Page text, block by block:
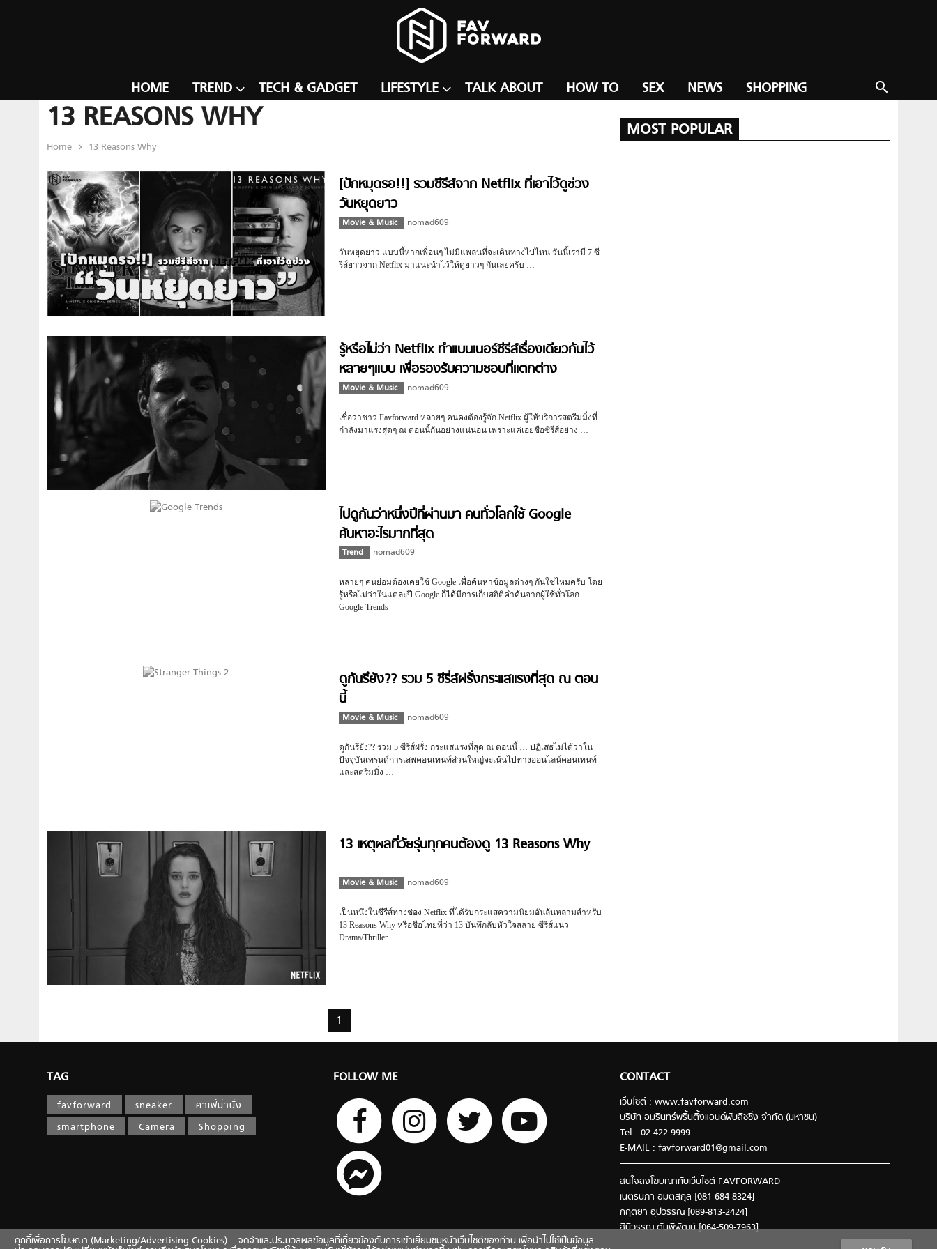
search
HOME TREND TECH & GADGET LIFESTYLE TALK ABOUT HOW TO SEX NEWS SHOPPING
13 REASONS WHY
Home 13 Reasons Why
[ปักหมุดรอ!!] รวมซีรีส์จาก Netflix ที่เอาไว้ดูช่วง
วันหยุดยาว
Movie & Music nomad609
วันหยุดยาว แบบนี้หากเพื่อนๆ ไม่มีแพลนที่จะเดินทางไปไหน วันนี้เรามี 7 ซี
รีส์ยาวจาก Netflix มาแนะนำไว้ให้ดูยาวๆ กันเลยครับ …
รู้หรือไม่ว่า Netflix ทำแบนเนอร์ซีรีส์เรื่องเดียวกันไว้
หลายๆแบบ เพื่อรองรับความชอบที่แตกต่าง
Movie & Music nomad609
เชื่อว่าชาว Favforward หลายๆ คนคงต้องรู้จัก Netflix ผู้ให้บริการสตรีมมิ่งที่
กำลังมาแรงสุดๆ ณ ตอนนี้กันอย่างแน่นอน เพราะแค่เอ่ยชื่อซีรีส์อย่าง …
ไปดูกันว่าหนึ่งปีที่ผ่านมา คนทั่วโลกใช้ Google
ค้นหาอะไรมากที่สุด
Trend nomad609
หลายๆ คนย่อมต้องเคยใช้ Google เพื่อค้นหาข้อมูลต่างๆ กันใช่ไหมครับ โดย
รู้หรือไม่ว่าในแต่ละปี Google ก็ได้มีการเก็บสถิติคำค้นจากผู้ใช้ทั่วโลก
Google Trends
ดูกันรึยัง?? รวม 5 ซีรี่ส์ฝรั่งกระแสแรงที่สุด ณ ตอน
นี้
Movie & Music nomad609
ดูกันรึยัง?? รวม 5 ซีรี่ส์ฝรั่ง กระแสแรงที่สุด ณ ตอนนี้ … ปฏิเสธไม่ได้ว่าใน
ปัจจุบันเทรนด์การเสพคอนเทนท์ส่วนใหญ่จะเน้นไปทางออนไลน์คอนเทนท์
และสตรีมมิ่ง …
13 เหตุผลที่วัยรุ่นทุกคนต้องดู 13 Reasons Why
Movie & Music nomad609
เป็นหนึ่งในซีรีส์ทางช่อง Netflix ที่ได้รับกระแสความนิยมอันล้นหลามสำหรับ
13 Reasons Why หรือชื่อไทยที่ว่า 13 บันทึกลับหัวใจสลาย ซีรีส์แนว
Drama/Thriller
1
MOST POPULAR
TAG
favforward sneaker
คาเฟ่น่านั่ง
smartphone
Camera Shopping
FOLLOW ME CONTACT
เว็บไซต์ : www.favforward.com
บริษัท อมรินทร์พริ้นติ้งแอนด์พับลิชชิ่ง จำกัด (มหาชน)
Tel : 02-422-9999
E-MAIL : favforward01@gmail.com
สนใจลงโฆษณากับเว็บไซต์ FAVFORWARD
เนตรนภา อมตสกุล [081-684-8324]
กฤตยา อุปวรรณ [089-813-2424]
สินีวรรณ ตันพิพัฒน์ [064-509-7963]
คุกกี้เพื่อการโฆษณา (Marketing/Advertising Cookies) – จดจำและประมวลผลข้อมูลที่เกี่ยวข้องกับการเข้าเยี่ยมชมหน้าเว็บไซต์ของท่าน เพื่อนำไปใช้เป็นข้อมูล